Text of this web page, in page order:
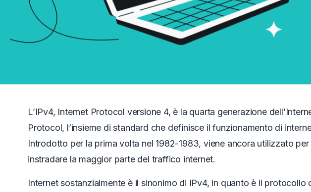
L’IPv4, Internet Protocol versione 4, è la quarta generazione
Protocol, l’insieme di standard che definisce il funzionamento di
Introdotto per la prima volta nel 1982-1983, viene ancora utilizzato per
instradare la maggior parte del traffico internet.
Internet sostanzialmente è il sinonimo di IPv4, in quanto è il protocollo